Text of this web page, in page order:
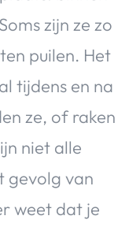
zijn ze zo
puilen. Het
tijdens en na
ze, of raken
niet alle
gevolg van
weet dat je